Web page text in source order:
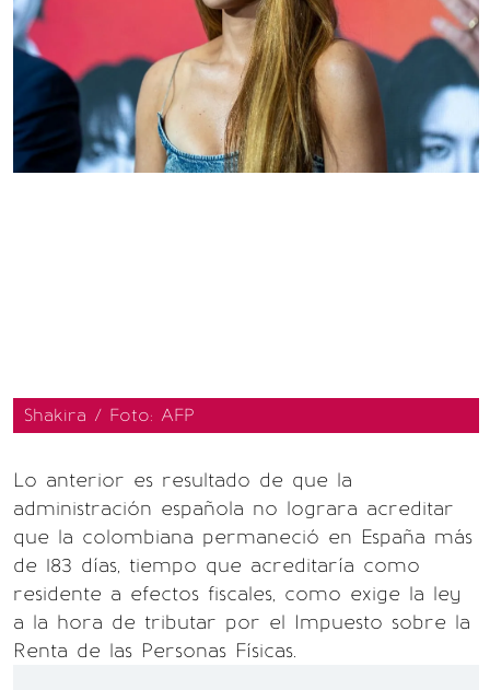
Shakira / Foto: AFP
Lo anterior es resultado de que la
administración española no lograra acreditar
que la colombiana permaneció en España más
de 183 días, tiempo que acreditaría como
residente a efectos fiscales, como exige la ley
a la hora de tributar por el Impuesto sobre la
Renta de las Personas Físicas.